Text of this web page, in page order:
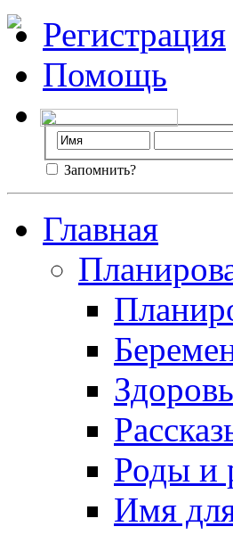
Регистрация
Помощь
Запомнить?
Главная
Роды и
Имя